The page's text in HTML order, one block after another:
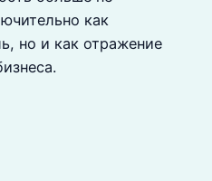
как
но и как отражение